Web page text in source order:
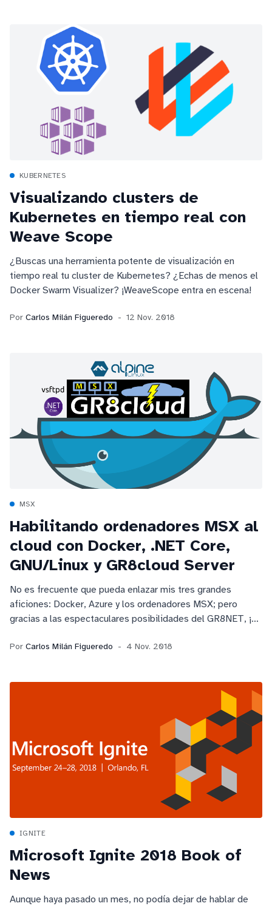
KUBERNETES
Visualizando clusters de
Kubernetes en tiempo real con
Weave Scope
¿Buscas una herramienta potente de visualización en
tiempo real tu cluster de Kubernetes? ¿Echas de menos el
Docker Swarm Visualizer? ¡WeaveScope entra en escena!
Por Carlos Milán Figueredo 12 Nov. 2018
MSX
Habilitando ordenadores MSX al
cloud con Docker, .NET Core,
GNU/Linux y GR8cloud Server
No es frecuente que pueda enlazar mis tres grandes
aficiones: Docker, Azure y los ordenadores MSX; pero
gracias a las espectaculares posibilidades del GR8NET, ¡el
Por Carlos Milán Figueredo 4 Nov. 2018
IGNITE
Microsoft Ignite 2018 Book of
News
Aunque haya pasado un mes, no podía dejar de hablar de